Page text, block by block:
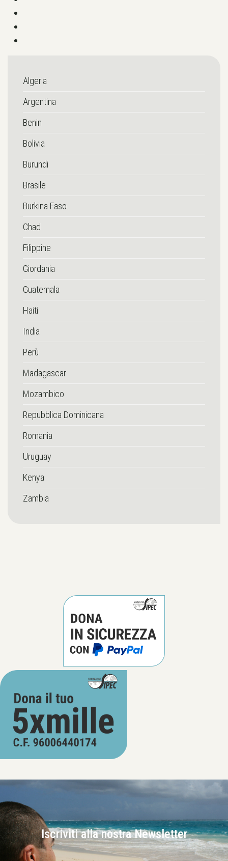
Algeria
Argentina
Benin
Bolivia
Burundi
Brasile
Burkina Faso
Chad
Filippine
Giordania
Guatemala
Haiti
India
Perù
Madagascar
Mozambico
Repubblica Dominicana
Romania
Uruguay
Kenya
Zambia
Iscriviti alla nostra Newsletter